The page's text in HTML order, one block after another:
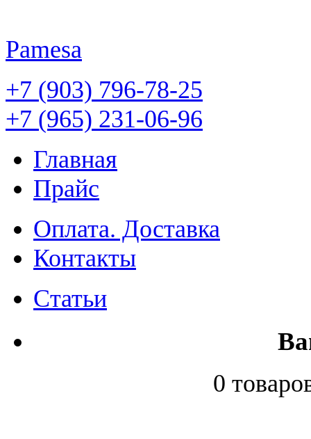
Pamesa
+7 (903) 796-78-25
+7 (965) 231-06-96
Главная
Прайс
Оплата. Доставка
Контакты
Статьи
0